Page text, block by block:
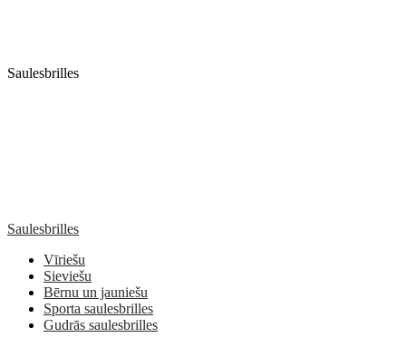
Saulesbrilles
Saulesbrilles
Vīriešu
Sieviešu
Bērnu un jauniešu
Sporta saulesbrilles
Gudrās saulesbrilles